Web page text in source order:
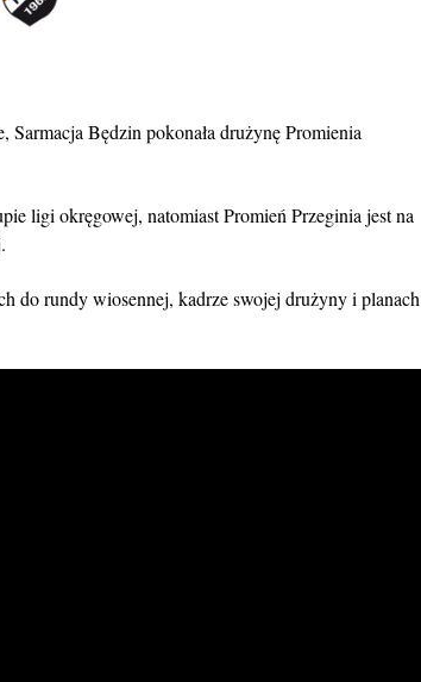
Będzin pokonała drużynę Promienia
ligi okręgowej, natomiast Promień Przeginia jest na
do rundy wiosennej, kadrze swojej drużyny i planach